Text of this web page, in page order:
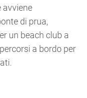
avviene
di prua,
un beach club a
a bordo per